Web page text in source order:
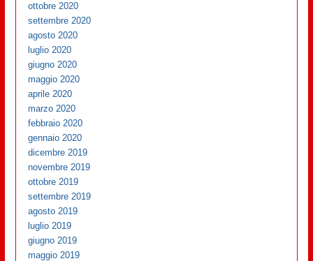
ottobre 2020
settembre 2020
agosto 2020
luglio 2020
giugno 2020
maggio 2020
aprile 2020
marzo 2020
febbraio 2020
gennaio 2020
dicembre 2019
novembre 2019
ottobre 2019
settembre 2019
agosto 2019
luglio 2019
giugno 2019
maggio 2019